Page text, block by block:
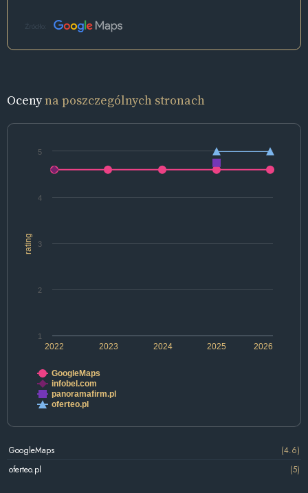
Źródło:
Ocenyna poszczególnych stronach
rating
2022 2024 2026
2023 2025
1
2
3
4
5
GoogleMaps
infobel.com
panoramafirm.pl
oferteo.pl
GoogleMaps
(4.6)
oferteo.pl
(5)